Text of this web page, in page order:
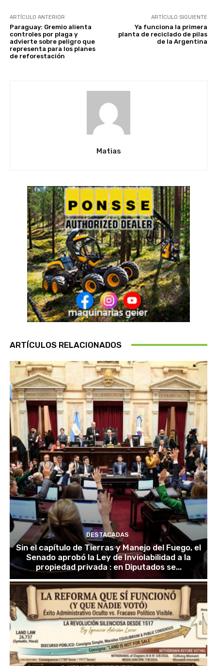
ARTÍCULO ANTERIOR
Paraguay: Gremio alienta
controles por plaga y
advierte sobre peligro que
representa para los planes
de reforestación
ARTÍCULO SIGUIENTE
Ya funciona la primera
planta de reciclado de pilas
de la Argentina
Matias
ARTÍCULOS RELACIONADOS
DESTACADAS
Sin el capítulo de Tierras y Manejo del Fuego, el
Senado aprobó la Ley de Inviolabilidad a la
propiedad privada : en Diputados se...